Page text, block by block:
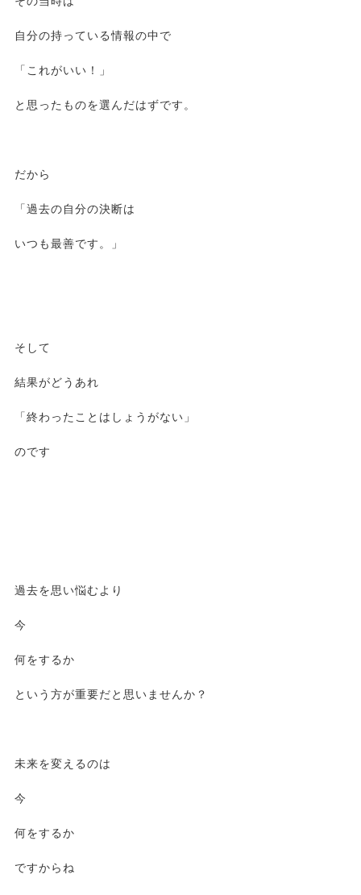
自分の持っている情報の中で
「これがいい！」
と思ったものを選んだはずです。
だから
「過去の自分の決断は
いつも最善です。」
そして
結果がどうあれ
「終わったことはしょうがない」
のです
過去を思い悩むより
今
何をするか
という方が重要だと思いませんか？
未来を変えるのは
今
何をするか
ですからね